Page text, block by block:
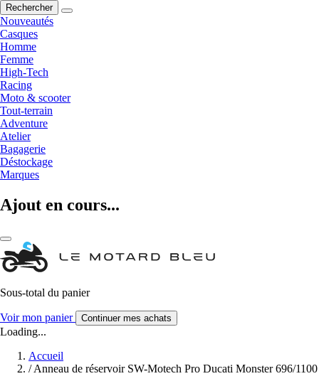
Rechercher
Nouveautés
Casques
Homme
Femme
High-Tech
Racing
Moto & scooter
Tout-terrain
Adventure
Atelier
Bagagerie
Déstockage
Marques
Ajout en cours...
Sous-total du panier
Voir mon panier Continuer mes achats
Loading...
Accueil
/ Anneau de réservoir SW-Motech Pro Ducati Monster 696/1100